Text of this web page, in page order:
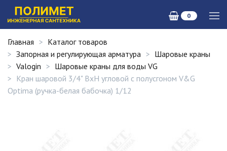
0
Главная
Каталог товаров
Запорная и регулирующая арматура
Шаровые краны
Valogin
Шаровые краны для воды VG
Кран шаровой 3/4" ВхН угловой с полусгоном V&G
Optima (ручка-белая бабочка) 1/12